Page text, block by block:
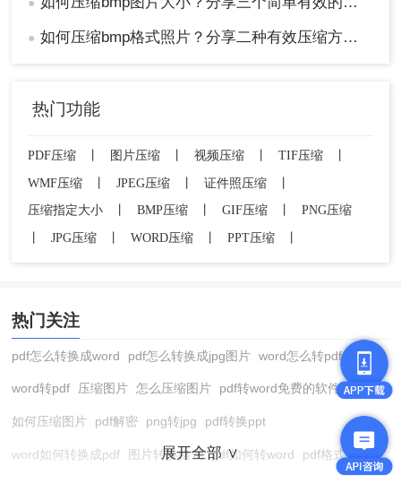
5、在“文件”菜单中选择“导出”或“存储为”选
以进一步减小文件大小，如果不需要保持BMP
格式的话）。
6、（可选）如果需要降低分辨率，可以在“图
注意：在调整色彩模式和分辨率时，需要关注图像
的实际用途和呈现效果，避免过度调整导致图像失
真或模糊。如果需要将图片用于打印或高质量展
示，应谨慎调整分辨率，确保图像质量满足要求。
方法三：使用在线压缩工具
在线压缩工具是一种方便且快速的BMP图片压缩方
法。用户只需通过浏览器访问相关网站，上传BMP
●
● 如何压缩bmp格式照片？分享二种有效压缩方法！
热门功能
PDF压缩 丨 图片压缩 丨 视频压缩 丨 TIF压缩
丨
WMF压缩
丨 JPEG压缩 丨 证件照压缩
丨
压缩指定大小
BMP压缩 GIF压缩
PNG压缩
JPG压缩 WORD压缩 PPT压缩
热门关注
pdf怎么转换成word pdf怎么转换成jpg图片 word怎么转pdf
word转pdf 压缩图片 怎么压缩图片 pdf转word免费的软件
如何压缩图片 pdf解密 png转jpg pdf转换ppt
word如何转换成pdf 图片转换格式 pdf如何转word pdf格式转换
展开全部 ∨